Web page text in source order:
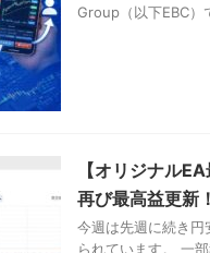
Group（以下EBC）
【オリジナル
再び最高益更新！
今週は先週に続き
られています。 一